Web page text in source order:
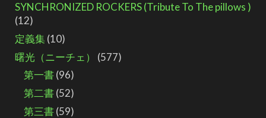
SYNCHRONIZED ROCKERS (Tribute To The pillows )
(12)
定義集(10)
曙光（ニーチェ）
(577)
第一書(96)
第二書(52)
第三書(59)